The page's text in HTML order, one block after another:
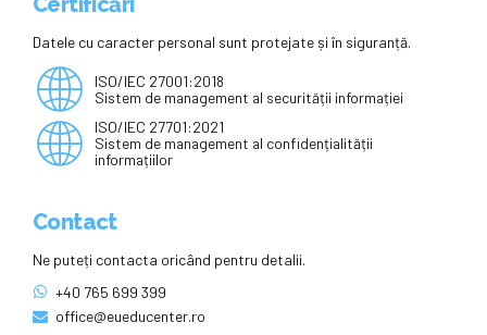
Datele cu caracter personal sunt protejate și în siguranță.
ISO/IEC 27001:2018
Sistem de management al securității informației
ISO/IEC 27701:2021
Sistem de management al confidențialității
informațiilor
Contact
Ne puteți contacta oricând pentru detalii.
+40 765 699 399
office@eueducenter.ro